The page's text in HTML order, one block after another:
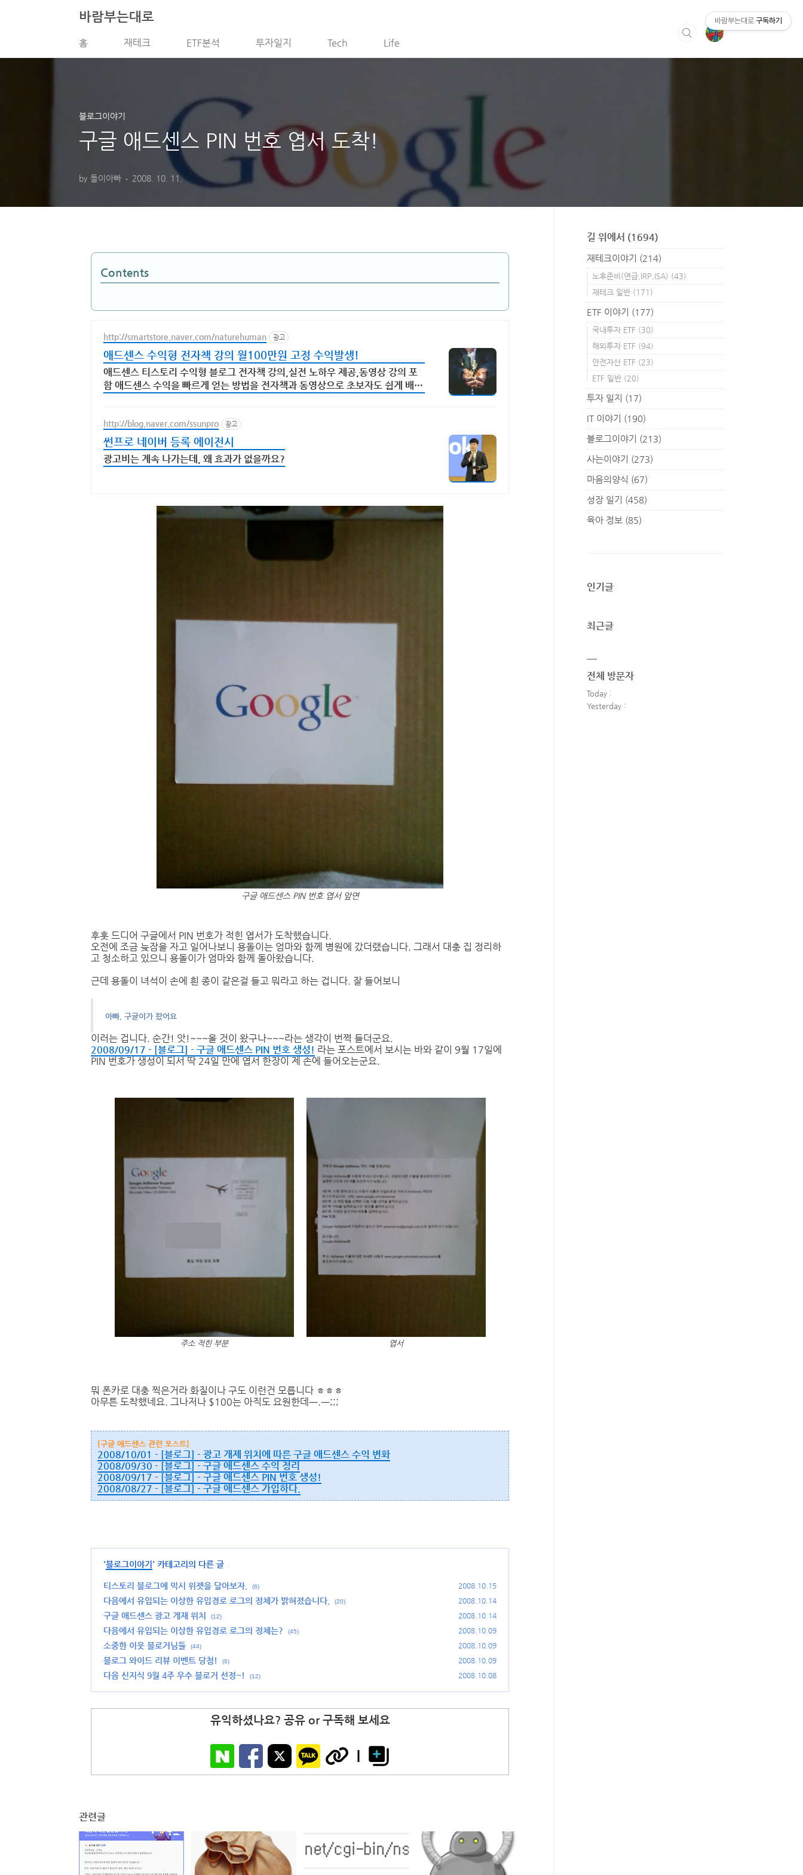
바람부는대로
홈 재테크 ETF분석 투자일지 Tech Life
블로그이야기
구글 애드센스 PIN 번호 엽서 도착!
by 돌이아빠 2008. 10. 11.
Contents
http://smartstore.naver.com/naturehuman 광고
애드센스 수익형 전자책 강의 월100만원 고정 수익발생!
애드센스 티스토리 수익형 블로그 전자책 강의,실전 노하우 제공,동영상 강의 포
함 애드센스 수익을 빠르게 얻는 방법을 전자책과 동영상으로 초보자도 쉽게 배워
http://blog.naver.com/ssunpro 광고
썬프로 네이버 등록 에이전시
광고비는 계속 나가는데, 왜 효과가 없을까요?
구글 애드센스 PIN 번호 엽서 앞면
후훗 드디어 구글에서 PIN 번호가 적힌 엽서가 도착했습니다.
오전에 조금 늦잠을 자고 일어나보니 용돌이는 엄마와 함께 병원에 갔더랬습니다. 그래서 대충 집 정리하
고 청소하고 있으니 용돌이가 엄마와 함께 돌아왔습니다.
근데 용돌이 녀석이 손에 흰 종이 같은걸 들고 뭐라고 하는 겁니다. 잘 들어보니
아빠, 구글이가 왔어요
이러는 겁니다. 순간! 앗!~~~올 것이 왔구나~~~라는 생각이 번쩍 들더군요.
2008/09/17 - [블로그] - 구글 애드센스 PIN 번호 생성! 라는 포스트에서 보시는 바와 같이 9월 17일에
PIN 번호가 생성이 되서 딱 24일 만에 엽서 한장이 제 손에 들어오는군요.
주소 적힌 부분 엽서
뭐 폰카로 대충 찍은거라 화질이나 구도 이런건 모릅니다 ㅎㅎㅎ
아무튼 도착했네요. 그나저나 $100는 아직도 요원한데ㅡ.ㅡ;;;
[구글 애드센스 관련 포스트]
2008/10/01 - [블로그] - 광고 개제 위치에 따른 구글 애드센스 수익 변화
2008/09/30 - [블로그] - 구글 애드센스 수익 정리
2008/09/17 - [블로그] - 구글 애드센스 PIN 번호 생성!
2008/08/27 - [블로그] - 구글 애드센스 가입하다.
'블로그이야기 ' 카테고리의 다른 글
티스토리 블로그에 믹시 위젯을 달아보자. (6) 2008.10.15
다음에서 유입되는 이상한 유입경로 로그의 정체가 밝혀졌습니다. (20) 2008.10.14
구글 애드센스 광고 게재 위치 (12) 2008.10.14
다음에서 유입되는 이상한 유입경로 로그의 정체는? (45) 2008.10.09
소중한 이웃 블로거님들 (44) 2008.10.09
블로그 와이드 리뷰 이벤트 당첨! (8) 2008.10.09
다음 신지식 9월 4주 우수 블로거 선정~! (12) 2008.10.08
유익하셨나요? 공유 or 구독해 보세요
관련글
길 위에서 (1694)
재테크이야기 (214)
노후준비(연금,IRP,ISA) (43)
재테크 일반 (171)
ETF 이야기 (177)
국내투자 ETF (30)
해외투자 ETF (94)
안전자산 ETF (23)
ETF 일반 (20)
투자 일지 (17)
IT 이야기 (190)
블로그이야기 (213)
사는이야기 (273)
마음의양식 (67)
성장 일기 (458)
육아 정보 (85)
인기글
최근글
전체 방문자
Today :
Yesterday :
바람부는대로 구독하기